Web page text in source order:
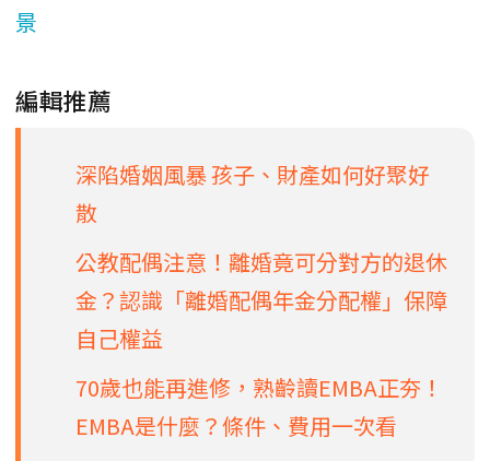
景
編輯推薦
深陷婚姻風暴 孩子、財產如何好聚好
散
公教配偶注意！離婚竟可分對方的退休
金？認識「離婚配偶年金分配權」保障
自己權益
70歲也能再進修，熟齡讀EMBA正夯！
EMBA是什麼？條件、費用一次看